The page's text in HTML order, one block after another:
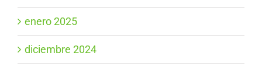
enero 2025
diciembre 2024